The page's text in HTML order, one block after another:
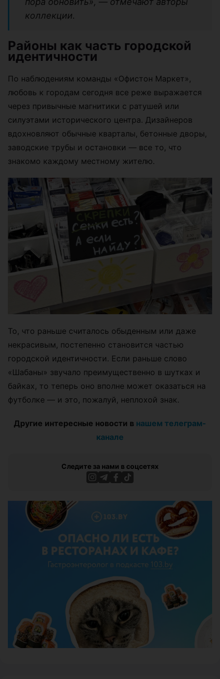
коллекции.
Районы как часть городской
идентичности
По наблюдениям команды «Офистон Маркет»,
любовь к городам сегодня все реже выражается
через привычные магнитики с ратушей или
силуэтами исторического центра. Дизайнеров
вдохновляют обычные кварталы, бетонные дворы,
заводские трубы и остановки — все то, что
знакомо каждому местному жителю.
То, что раньше считалось обыденным или даже
некрасивым, постепенно становится частью
городской идентичности. Если раньше слово
«Шабаны» звучало преимущественно в шутках и
байках, то теперь оно вполне может оказаться на
футболке — и это, пожалуй, неплохой знак.
Другие интересные новости в нашем телеграм-
канале
Следите за нами в соцсетях